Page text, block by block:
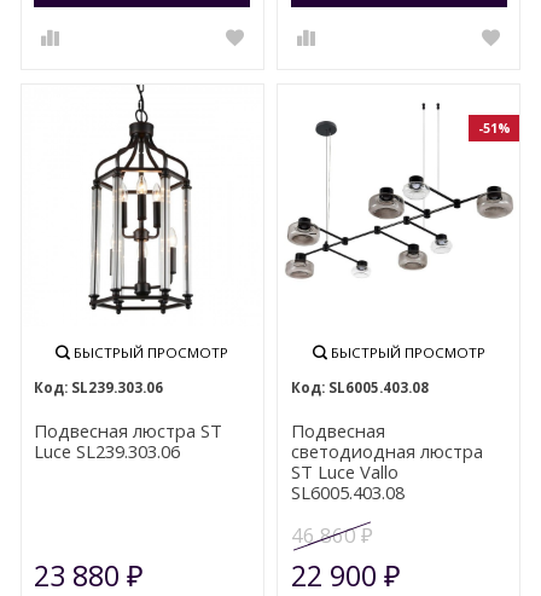
БЫСТРЫЙ ПРОСМОТР
SL239.303.06
Подвесная люстра ST
Luce SL239.303.06
23 880₽
-51%
БЫСТРЫЙ ПРОСМОТР
SL6005.403.08
Подвесная
светодиодная люстра
ST Luce Vallo
SL6005.403.08
46 860₽
22 900 ₽